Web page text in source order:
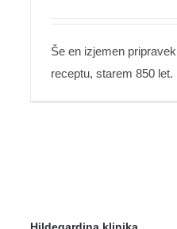
Še en izjemen
receptu, starem 850 let.
Hildegardina klinika